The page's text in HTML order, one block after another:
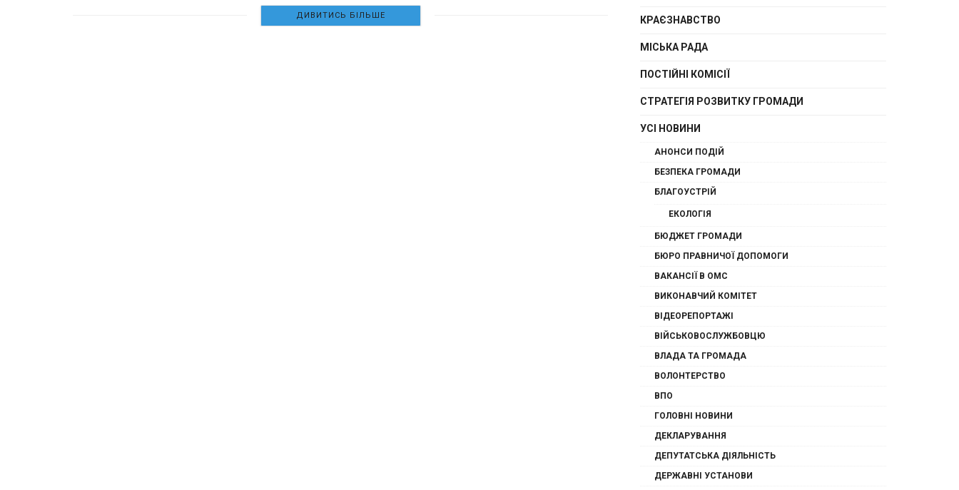
ДИВИТИСЬ БІЛЬШЕ КРАЄЗНАВСТВО
МІСЬКА РАДА
ПОСТІЙНІ КОМІСІЇ
СТРАТЕГІЯ РОЗВИТКУ ГРОМАДИ
УСІ НОВИНИ
АНОНСИ ПОДІЙ
БЕЗПЕКА ГРОМАДИ
БЛАГОУСТРІЙ
ЕКОЛОГІЯ
БЮДЖЕТ ГРОМАДИ
БЮРО ПРАВНИЧОЇ ДОПОМОГИ
ВАКАНСІЇ В ОМС
ВИКОНАВЧИЙ КОМІТЕТ
ВІДЕОРЕПОРТАЖІ
ВІЙСЬКОВОСЛУЖБОВЦЮ
ВЛАДА ТА ГРОМАДА
ВОЛОНТЕРСТВО
ВПО
ГОЛОВНІ НОВИНИ
ДЕКЛАРУВАННЯ
ДЕПУТАТСЬКА ДІЯЛЬНІСТЬ
ДЕРЖАВНІ УСТАНОВИ